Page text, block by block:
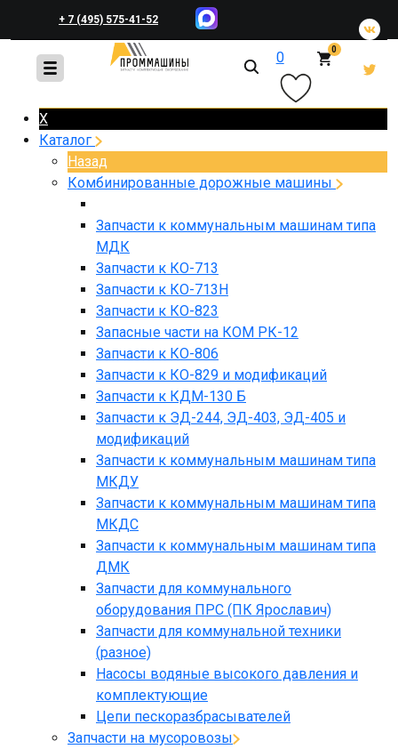
+ 7 (495) 575-41-52
+ 7 (495) 648-45-83 0 0
X
Каталог
Назад
Комбинированные дорожные машины
Запчасти к коммунальным машинам типа
МДК
Запчасти к КО-713
Запчасти к КО-713Н
Запчасти к КО-823
Запасные части на КОМ РК-12
Запчасти к КО-806
Запчасти к КО-829 и модификаций
Запчасти к КДМ-130 Б
Запчасти к ЭД-244, ЭД-403, ЭД-405 и
модификаций
Запчасти к коммунальным машинам типа
МКДУ
Запчасти к коммунальным машинам типа
МКДС
Запчасти к коммунальным машинам типа
ДМК
Запчасти для коммунального
оборудования ПРС (ПК Ярославич)
Запчасти для коммунальной техники
(разное)
Насосы водяные высокого давления и
комплектующие
Цепи пескоразбрасывателей
Запчасти на мусоровозы